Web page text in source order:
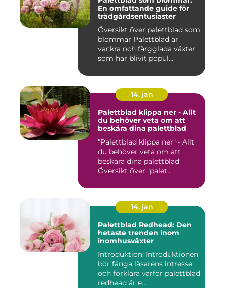
En omfattande guide för
trädgårdsentusiaster
Översikt över palettblad som
blommar Palettblad är
vackra och färgglada växter
som har blivit popul...
14. jan
Palettblad klippa ner - Allt
du behöver veta om att
beskära dina palettblad
"Palettblad klippa ner" - Allt
du behöver veta om att
beskära dina palettblad
Översikt över "palet...
14. jan
Palettblad Redhead: Den
hetaste trenden inom
inomhusväxter
Introduktion: Introduktionen
bör fånga läsarens intresse
och förklara varför palettblad
redhead är e...